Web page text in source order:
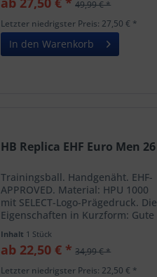
Zweite Backing-Schicht aus Soft
Gel für ein besonders...
49,99 € *
Letzter niedrigster Preis: 27,50 € *
In den Warenkorb
HB Replica EHF Euro Men 26
Trainingsball. Handgenäht. EHF-
APPROVED. Material: HPU 1000
mit SELECT-Logo-Prägedruck. Die
Eigenschaften in Kurzform: Gute
Weicher Ballkontakt durch 3-mm-
Kaschierung. Gut ausbalanciert.
Blase:...
Inhalt 1 Stück
ab 22,50 € * 34,99 € *
Letzter niedrigster Preis: 22,50 € *